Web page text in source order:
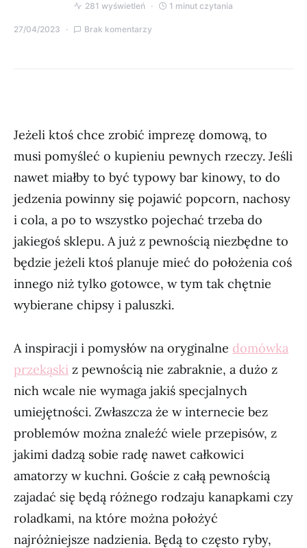
281 wyświetleń 1 minut czytania
27/04/2023 Brak komentarzy
Jeżeli ktoś chce zrobić imprezę domową, to
musi pomyśleć o kupieniu pewnych rzeczy. Jeśli
nawet miałby to być typowy bar kinowy, to do
jedzenia powinny się pojawić popcorn, nachosy
i cola, a po to wszystko pojechać trzeba do
jakiegoś sklepu. A już z pewnością niezbędne to
będzie jeżeli ktoś planuje mieć do położenia coś
innego niż tylko gotowce, w tym tak chętnie
wybierane chipsy i paluszki.
A inspiracji i pomysłów na oryginalne domówka
przekąski z pewnością nie zabraknie, a dużo z
nich wcale nie wymaga jakiś specjalnych
umiejętności. Zwłaszcza że w internecie bez
problemów można znaleźć wiele przepisów, z
jakimi dadzą sobie radę nawet całkowici
amatorzy w kuchni. Goście z całą pewnością
zajadać się będą różnego rodzaju kanapkami czy
roladkami, na które można położyć
najróżniejsze nadzienia. Będą to często ryby,